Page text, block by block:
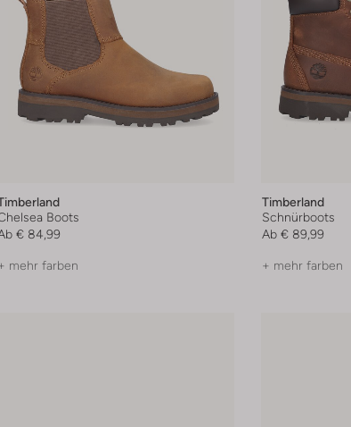
Boots
€ 84,99
mehr farben
Timberland
Schnürboots
Ab € 89,99
+ mehr farben